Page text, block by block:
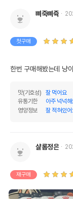
삐죽삐쥭
첫구매
한번 구매해봤는데 냥
맛(기호성)
잘 먹어요
유통기한
아주 넉넉해
영양정보
잘 적혀있어
샬롬정은
재구매